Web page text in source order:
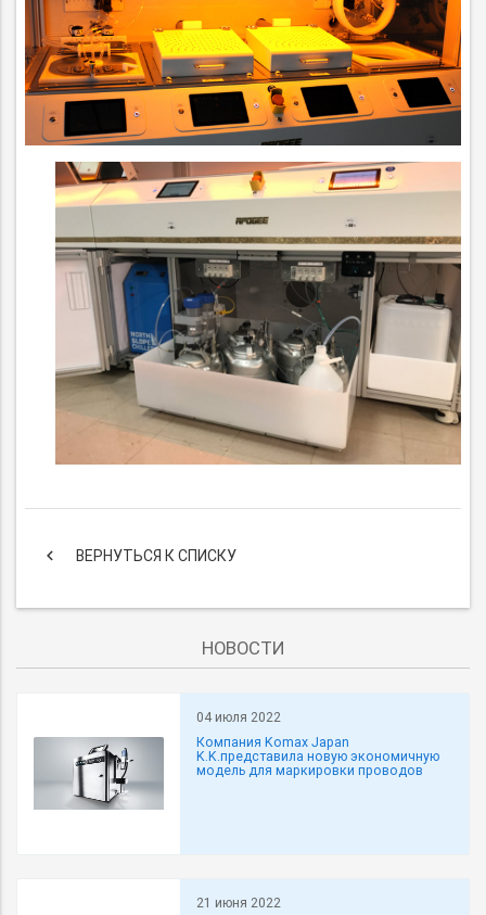
keyboard_arrow_left ВЕРНУТЬСЯ К СПИСКУ
НОВОСТИ
04 июля 2022
Компания Komax Japan
K.K.представила новую экономичную
модель для маркировки проводов
21 июня 2022